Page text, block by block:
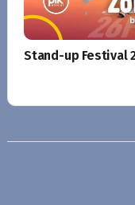
Stand-up Festival